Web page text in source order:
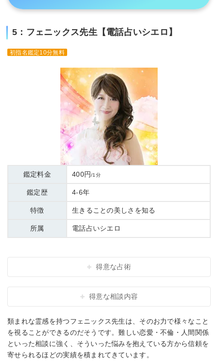
5：フェニックス先生【電話占いシエロ】
初指名鑑定10分無料
鑑定料金 400円/1分
鑑定歴 4-6年
特徴 生きることの美しさを知る
所属 電話占いシエロ
得意な占術
得意な相談内容
類まれな霊感を持つフェニックス先生は、そのお力で様々なこと
を視ることができるのだそうです。難しい恋愛・不倫・人間関係
といった相談に強く、そういった悩みを抱えている方から信頼を
寄せられるほどの実績を積まれてきています。